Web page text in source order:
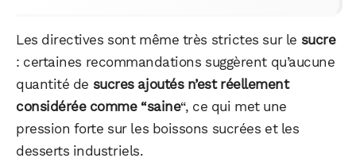
Les directives sont même très strictes sur le sucre
: certaines recommandations suggèrent qu’aucune
quantité de sucres ajoutés n’est réellement
considérée comme “saine“, ce qui met une
pression forte sur les boissons sucrées et les
desserts industriels.